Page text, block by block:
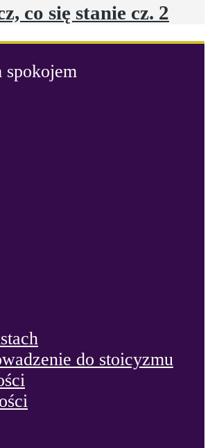
co się stanie cz. 2
do stoicyzmu